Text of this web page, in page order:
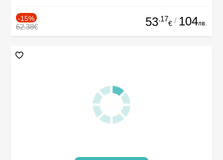
-15%
62.38€ 53.17
€ / 104лв.